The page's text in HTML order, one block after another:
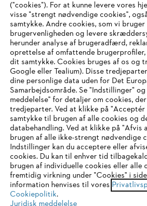
STIHL FAQ
Service
Generelle vilkår og betingelser
Juridisk meddelelse Cookies
Juridisk information
IHR BROWSER WIRD
UNTERSTÜTZT
Sie nutzen einen Browser, den wir noch
eine optimale Nutzung unserer Seite
einem der folgenden Browser zu wechseln:
("cookies"). For at kunne levere vores
visse "strengt nødvendige cookies",
samtykke. Andre cookies, som vi
brugervenligheden og levere
herunder analyse af brugeradfærd,
oprettelse af omfattende brugerprofiler,
dit samtykke. Cookies bruges af os og
Google eller Tealium). Disse
dine personlige data uden for Det
Samarbejdsområde. Se "Indstillinger"
meddelelse" for detaljer om cookies,
tredjeparter. Ved at klikke på
samtykke til brugen af alle cookies og
databehandling. Ved at klikke på "Afvis
brugen af alle ikke-strengt nødvendige
Indstillinger kan du acceptere eller
cookies. Du kan til enhver tid
brugen af individuelle cookies eller alle
fremtidig virkning under "Cookies" i
information henvises til vores
Cookiepolitik.